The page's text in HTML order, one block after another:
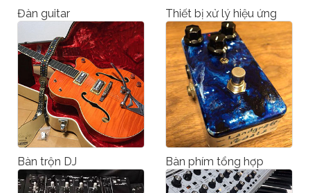
Đàn guitar Thiết bị xử lý hiệu ứng
Bàn trộn DJ Bàn phím tổng hợp